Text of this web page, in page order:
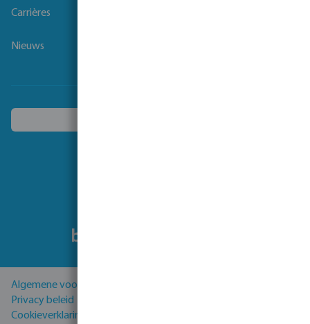
Carrières
Nieuws
Algemene voorwaarden
Privacy beleid
Cookieverklaring